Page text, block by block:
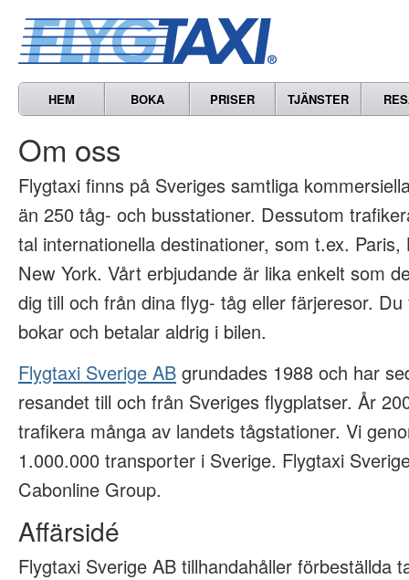
HEM BOKA PRISER TJÄNSTER
Om oss
Flygtaxi finns på Sveriges samtliga
än 250 tåg- och busstationer. Dessutom
tal internationella destinationer, som t.ex.
New York. Vårt erbjudande är lika enkelt som
dig till och från dina flyg- tåg eller färjeresor.
bokar och betalar aldrig i bilen.
Flygtaxi Sverige AB grundades 1988 och har
resandet till och från Sveriges flygplatser. År
trafikera många av landets tågstationer. Vi
1.000.000 transporter i Sverige. Flygtaxi
Cabonline Group.
Affärsidé
Flygtaxi Sverige AB tillhandahåller förbeställda